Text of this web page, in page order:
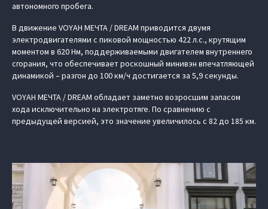
автономного пробега.
В движение VOYAH МЕЧТА / DREAM приводится двумя
электродвигателями с пиковой мощностью 422 л.с., крутящим
моментом в 620 Нм, поддерживаемыми двигателем внутреннего
сгорания, что обеспечивает роскошный минивэн впечатляющей
динамикой – разгон до 100 км/ч достигается за 5,9 секунды.
VOYAH МЕЧТА / DREAM обладает заметно возросшим запасом
хода исключительно на электротяге. По сравнению с
предыдущей версией, это значение увеличилось с 82 до 185 км.